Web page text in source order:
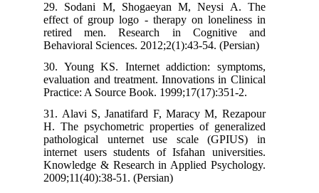
29. Sodani M, Shogaeyan M,
effect of group logo - therapy on
retired men. Research in
Behavioral Sciences. 2012;2(1):43-54.
30. Young KS. Internet addiction:
evaluation and treatment. Innovations
Practice: A Source Book.
31. Alavi S, Janatifard F, Maracy M,
H. The psychometric properties of
pathological unternet use scale
internet users students of Isfahan
Knowledge & Research in Applied
2009;11(40):38-51. (Persian)